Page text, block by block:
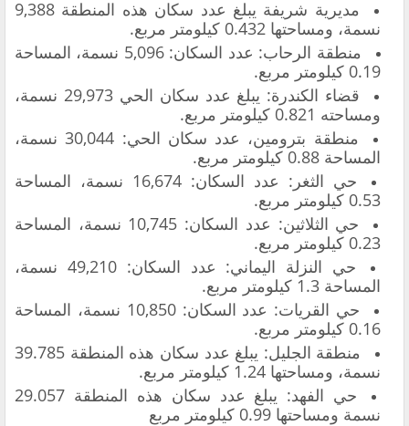
مديرية شريفة يبلغ عدد سكان هذه المنطقة 9,388
نسمة، ومساحتها 0.432 كيلومتر مربع.
منطقة الرحاب: عدد السكان: 5,096 نسمة، المساحة
0.19 كيلومتر مربع.
قضاء الكندرة: يبلغ عدد سكان الحي 29,973 نسمة،
ومساحته 0.821 كيلومتر مربع.
منطقة بترومين، عدد سكان الحي: 30,044 نسمة،
المساحة 0.88 كيلومتر مربع.
حي الثغر: عدد السكان: 16,674 نسمة، المساحة
0.53 كيلومتر مربع.
حي الثلاثين: عدد السكان: 10,745 نسمة، المساحة
0.23 كيلومتر مربع.
حي النزلة اليماني: عدد السكان: 49,210 نسمة،
المساحة 1.3 كيلومتر مربع.
حي القريات: عدد السكان: 10,850 نسمة، المساحة
0.16 كيلومتر مربع.
منطقة الجليل: يبلغ عدد سكان هذه المنطقة 39.785
نسمة، ومساحتها 1.24 كيلومتر مربع.
حي الفهد: يبلغ عدد سكان هذه المنطقة 29.057
نسمة ومساحتها 0.99 كيلومتر مربع